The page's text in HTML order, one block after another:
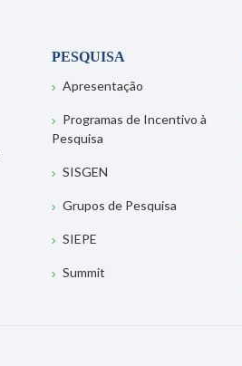
PESQUISA
Apresentação
Programas de Incentivo à
Pesquisa
SISGEN
Grupos de Pesquisa
SIEPE
Summit